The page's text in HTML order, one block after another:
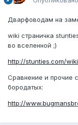
Дварфоводам на
wiki страничка
во вселенной ;)
http://stunties.com/
Cравнение и прочие
бородатых:
http://